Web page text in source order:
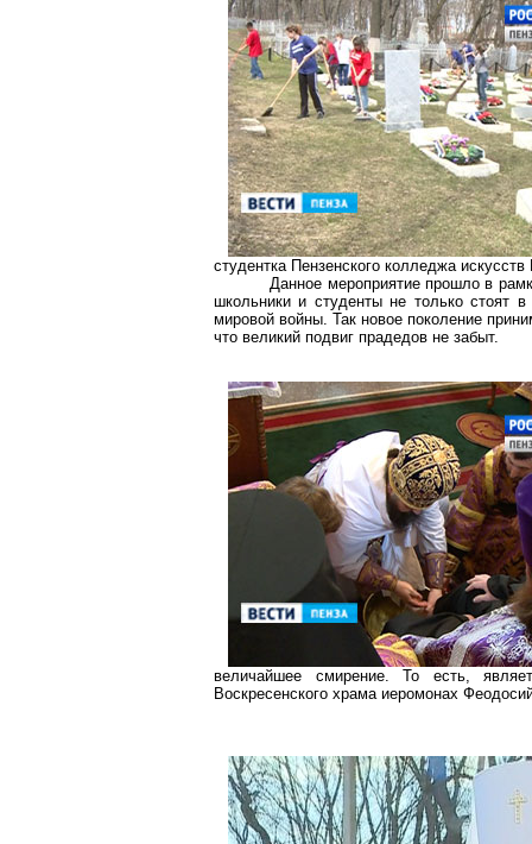
студентка Пензенского колледжа искусств
Данное мероприятие прошло в
школьники и студенты не только стоят
мировой войны. Так новое поколение
что великий подвиг прадедов не забыт.
величайшее смирение. То есть,
Воскресенского храма иеромонах